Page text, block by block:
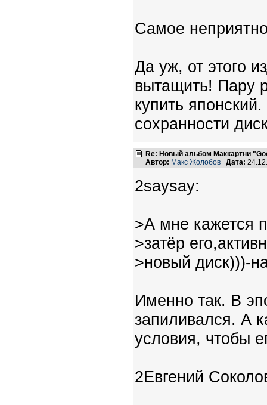
Самое
Да уж, от этого
вытащить! Пару
купить
сохранности
Re: Новый альбом Маккартни
Автор: Макс Жолобов Дата:
2saysay:
>А мне кажется
>затёр
>новый диск)))-
Именно так. В
запиливался. А
условия, чтобы
2Евгений